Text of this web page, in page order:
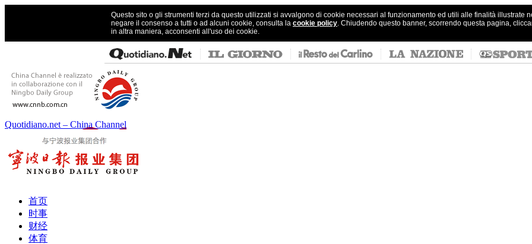
Questo sito o gli strumenti terzi da questo utilizzati si avvalgono di cookie necessari al funzionamento ed utili alle finalità illustrate
negare il consenso a tutti o ad alcuni cookie, consulta la cookie policy. Chiudendo questo banner, scorrendo questa pagina,
in altra maniera, acconsenti all'uso dei cookie.
Quotidiano.net – China Channel
首页
时事
财经
体育